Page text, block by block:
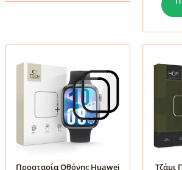
5
41mm
Tech-
Protect
Easy
Set+
2-
5
Flex+
Pack
Προστασία Οθόνης Huawei
Τζάμι